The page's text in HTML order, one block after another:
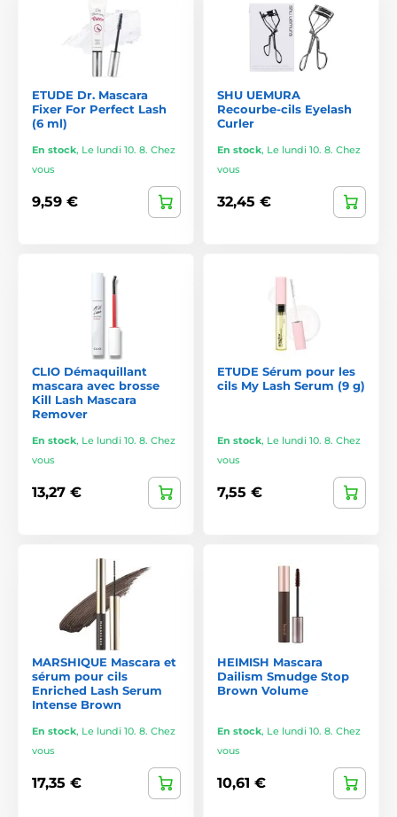
Maquillage des yeux : délicat,
simple et longue tenue
Le style K-beauty et J-beauty vise à souligner la forme
naturelle de l’œil, plutôt que de la redessiner de manière
marquée.
Eyeliner
pour des traits discrets et précis
Formules à séchage rapide et longue tenue
Les eyeliners japonais sont réputés pour leur tenue
exceptionnelle et leur résistance au transfert.
Fards à paupières
Teintes douces et naturelles
, idéales pour un maquillage
quotidien
Textures légères et facilement estompables
Souvent enrichis d’ingrédients hydratants ou apaisants
À qui s’adressent les produits
À celles et ceux qui recherchent un look naturel et soigné
Aux yeux sensibles ou aux porteurs de lentilles
À ceux qui veulent un maquillage
longue tenue et anti-
bavure
Aux adeptes du maquillage précis et minimaliste
ETUDE Dr. Mascara
Fixer For Perfect Lash
(6 ml)
En stock, Le lundi 10. 8. Chez
vous
9,59 €
SHU UEMURA
Recourbe-cils Eyelash
Curler
En stock, Le lundi 10. 8. Chez
vous
32,45 €
CLIO Démaquillant
mascara avec brosse
Kill Lash Mascara
Remover
En stock, Le lundi 10. 8. Chez
vous
13,27 €
ETUDE Sérum pour les
cils My Lash Serum (9 g)
En stock, Le lundi 10. 8. Chez
vous
7,55 €
MARSHIQUE Mascara et
sérum pour cils
Enriched Lash Serum
Intense Brown
En stock, Le lundi 10. 8. Chez
vous
17,35 €
HEIMISH Mascara
Dailism Smudge Stop
Brown Volume
En stock, Le lundi 10. 8. Chez
vous
10,61 €